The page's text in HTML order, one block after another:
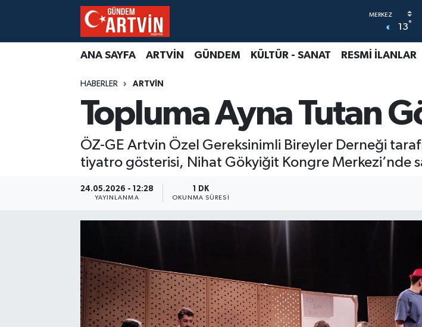
13°
ANA SAYFA ARTVİN GÜNDEM KÜLTÜR - SANAT RESMİ İLANLAR
HABERLER ARTVİN
Topluma Ayna Tutan
ÖZ-GE Artvin Özel Gereksinimli Bireyler Derneği
tiyatro gösterisi, Nihat Gökyiğit Kongre Merkezi’nde
24.05.2026 - 12:28
YAYINLANMA
1 DK
OKUNMA SÜRESI